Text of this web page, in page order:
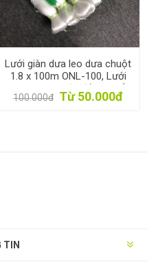
Lưới giàn dưa leo dưa chuột
1.8 x 100m ONL-100, Lưới
làm giàn mướp đắng, khổ
qua. Lưới làm giàn đỗ, đậu
100.000đ Từ 50.000đ
TIN